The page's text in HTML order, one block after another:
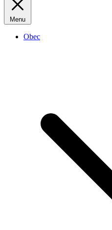
Menu
Obec